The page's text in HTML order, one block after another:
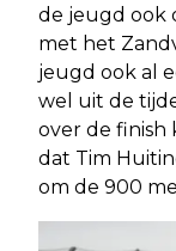
de jeugd ook
met het
jeugd ook al
wel uit de
over de finish
dat Tim
om de 900